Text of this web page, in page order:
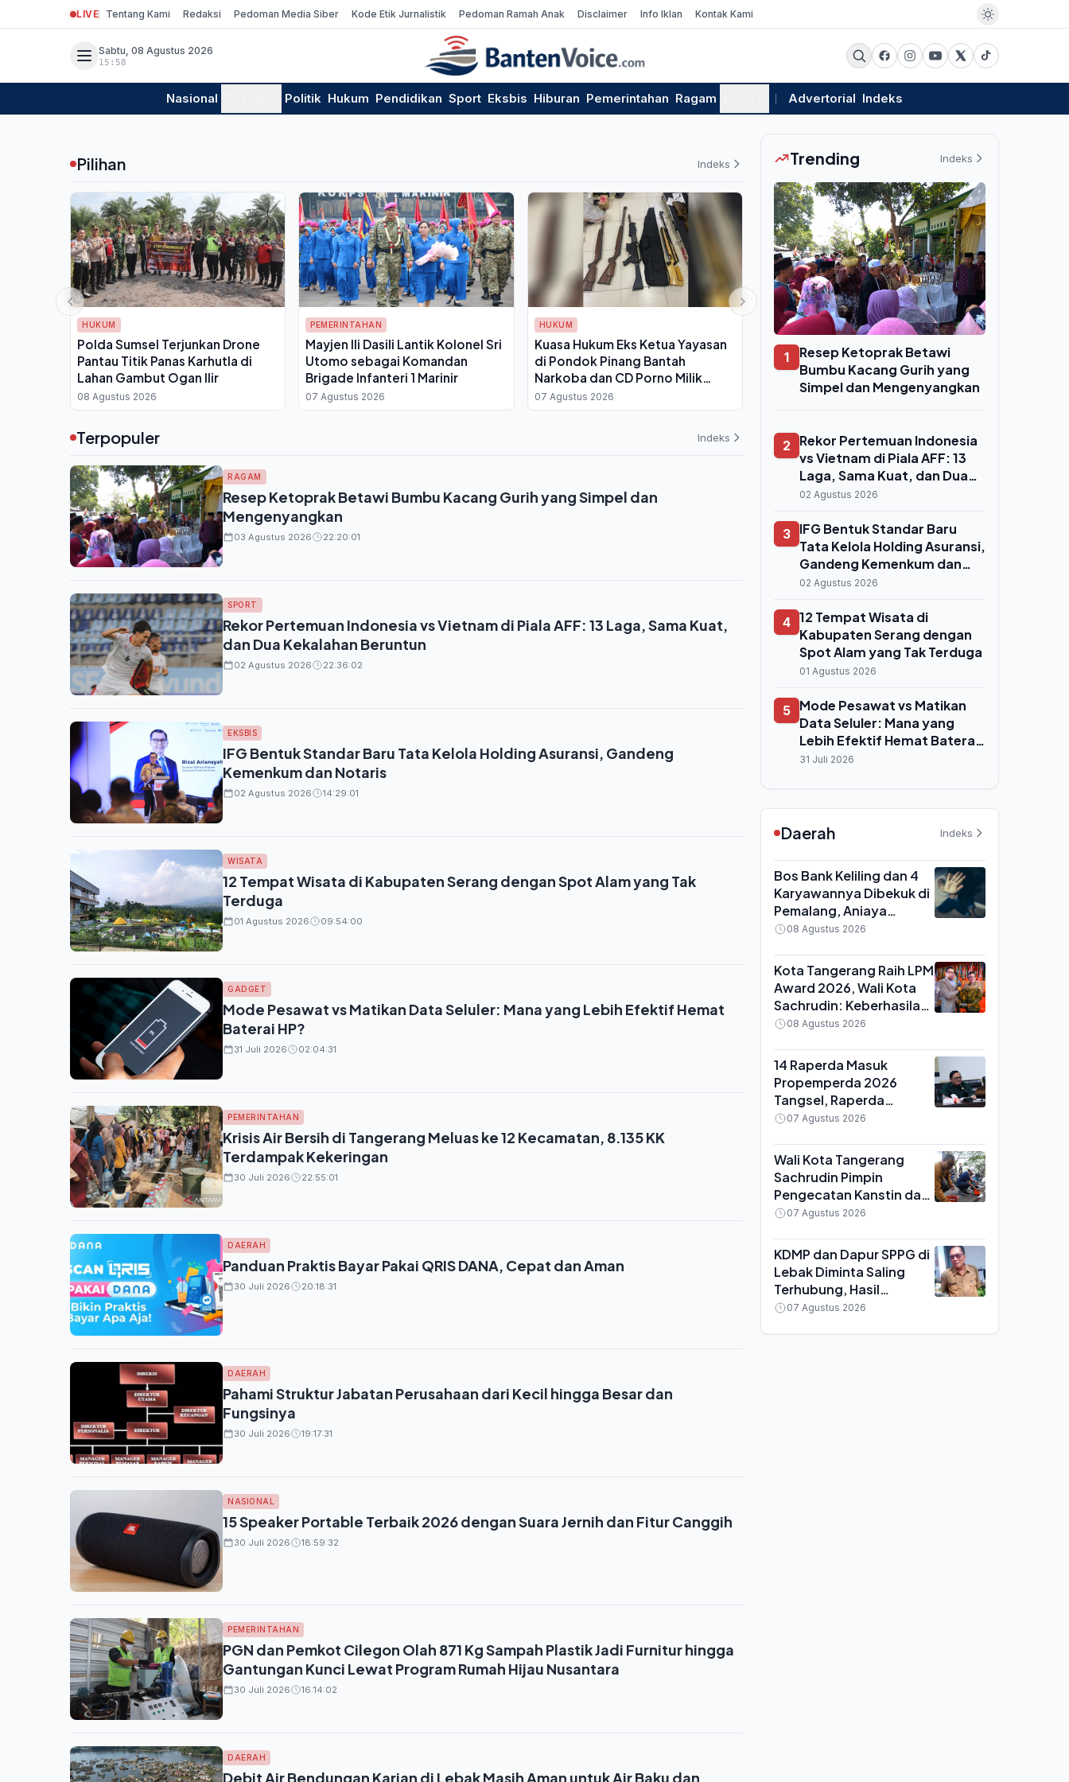
LIVE Tentang Kami Redaksi Pedoman Media Siber Kode Etik Jurnalistik Pedoman Ramah Anak Disclaimer Info Iklan Kontak Kami
Sabtu, 08 Agustus 2026
15:58
Nasional Politik Hukum Pendidikan Sport Eksbis Hiburan Pemerintahan Ragam Advertorial Indeks
Pilihan Indeks
HUKUM
Polda Sumsel Terjunkan Drone
Pantau Titik Panas Karhutla di
Lahan Gambut Ogan Ilir
08 Agustus 2026
PEMERINTAHAN
Mayjen Ili Dasili Lantik Kolonel Sri
Utomo sebagai Komandan
Brigade Infanteri 1 Marinir
07 Agustus 2026
HUKUM
Kuasa Hukum Eks Ketua Yayasan
di Pondok Pinang Bantah
Narkoba dan CD Porno Milik
Kliennya
07 Agustus 2026
EKSBIS
Danantara Rampingkan 274
Perusahaan Pelat Merah,
Pertamina dan PLN Kena Efisiensi
07 Agustus 2026
Terpopuler Indeks
RAGAM
Resep Ketoprak Betawi Bumbu Kacang Gurih yang Simpel dan
Mengenyangkan
03 Agustus 2026 22:20:01
SPORT
Rekor Pertemuan Indonesia vs Vietnam di Piala AFF: 13 Laga, Sama Kuat,
dan Dua Kekalahan Beruntun
02 Agustus 2026 22:36:02
EKSBIS
IFG Bentuk Standar Baru Tata Kelola Holding Asuransi, Gandeng
Kemenkum dan Notaris
02 Agustus 2026 14:29:01
WISATA
12 Tempat Wisata di Kabupaten Serang dengan Spot Alam yang Tak
Terduga
01 Agustus 2026 09:54:00
GADGET
Mode Pesawat vs Matikan Data Seluler: Mana yang Lebih Efektif Hemat
Baterai HP?
31 Juli 2026 02:04:31
PEMERINTAHAN
Krisis Air Bersih di Tangerang Meluas ke 12 Kecamatan, 8.135 KK
Terdampak Kekeringan
30 Juli 2026 22:55:01
DAERAH
Panduan Praktis Bayar Pakai QRIS DANA, Cepat dan Aman
30 Juli 2026 20:18:31
DAERAH
Pahami Struktur Jabatan Perusahaan dari Kecil hingga Besar dan
Fungsinya
30 Juli 2026 19:17:31
NASIONAL
15 Speaker Portable Terbaik 2026 dengan Suara Jernih dan Fitur Canggih
30 Juli 2026 18:59:32
PEMERINTAHAN
PGN dan Pemkot Cilegon Olah 871 Kg Sampah Plastik Jadi Furnitur hingga
Gantungan Kunci Lewat Program Rumah Hijau Nusantara
30 Juli 2026 16:14:02
DAERAH
Debit Air Bendungan Karian di Lebak Masih Aman untuk Air Baku dan
Trending Indeks
1
Resep Ketoprak Betawi
Bumbu Kacang Gurih yang
Simpel dan Mengenyangkan
2
Rekor Pertemuan Indonesia
vs Vietnam di Piala AFF: 13
Laga, Sama Kuat, dan Dua
Kekalahan Beruntun
02 Agustus 2026
3 IFG Bentuk Standar Baru
Tata Kelola Holding Asuransi,
Gandeng Kemenkum dan
Notaris
02 Agustus 2026
4 12 Tempat Wisata di
Kabupaten Serang dengan
Spot Alam yang Tak Terduga
01 Agustus 2026
5 Mode Pesawat vs Matikan
Data Seluler: Mana yang
Lebih Efektif Hemat Baterai
HP?
31 Juli 2026
Daerah Indeks
Bos Bank Keliling dan 4
Karyawannya Dibekuk di
Pemalang, Aniaya
Karyawan yang Mau
Masturbasi
08 Agustus 2026
Kota Tangerang Raih LPM
Award 2026, Wali Kota
Sachrudin: Keberhasilan
Pembangunan Tak Hanya
08 Agustus 2026
14 Raperda Masuk
Propemperda 2026
Tangsel, Raperda
Perparkiran Ditunda
Belum Lengkap
07 Agustus 2026
Wali Kota Tangerang
Sachrudin Pimpin
Pengecatan Kanstin dan
Bagikan Bendera Jelang
07 Agustus 2026
KDMP dan Dapur SPPG di
Lebak Diminta Saling
Terhubung, Hasil
Pertanian Desa Dipasok
07 Agustus 2026